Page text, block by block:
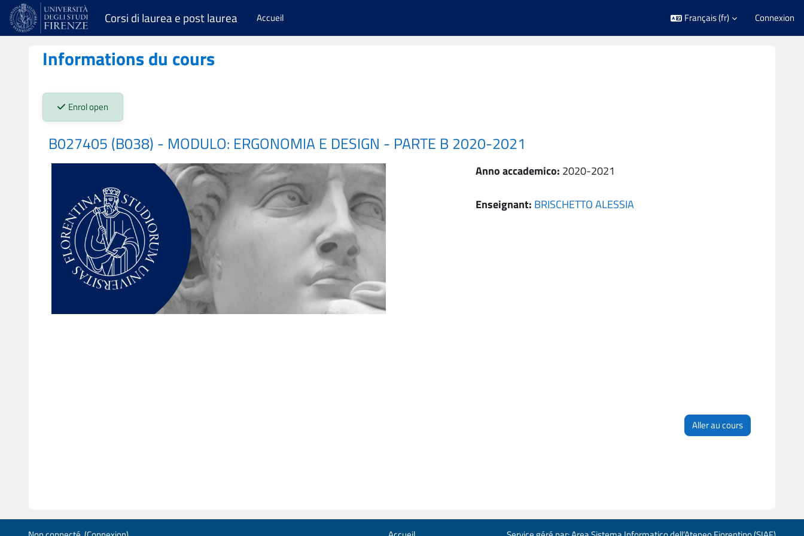
Passer au contenu principal
Corsi di laurea e post laurea Accueil Français ‎(fr)‎ Connexion
Informations du cours
Stato iscrizioni:
Enrol open
B027405 (B038) - MODULO: ERGONOMIA E DESIGN - PARTE B 2020-2021
Anno accademico: 2020-2021
Enseignant: BRISCHETTO ALESSIA
Aller au cours